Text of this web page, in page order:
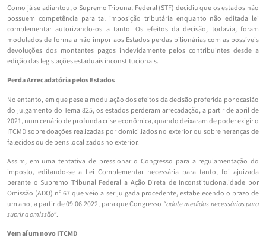
Como já se adiantou, o Supremo Tribunal Federal (STF) decidiu que os estados não
possuem competência para tal imposição tributária enquanto não editada lei
complementar autorizando-os a tanto. Os efeitos da decisão, todavia, foram
modulados de forma a não impor aos Estados perdas bilionárias com as possíveis
devoluções dos montantes pagos indevidamente pelos contribuintes desde a
edição das legislações estaduais inconstitucionais.
Perda Arrecadatória pelos Estados
No entanto, em que pese a modulação dos efeitos da decisão proferida por ocasião
do julgamento do Tema 825, os estados perderam arrecadação, a partir de abril de
2021, num cenário de profunda crise econômica, quando deixaram de poder exigir o
ITCMD sobre doações realizadas por domiciliados no exterior ou sobre heranças de
falecidos ou de bens localizados no exterior.
Assim, em uma tentativa de pressionar o Congresso para a regulamentação do
imposto, editando-se a Lei Complementar necessária para tanto, foi ajuizada
perante o Supremo Tribunal Federal a Ação Direta de Inconstitucionalidade por
Omissão (ADO) nº 67 que veio a ser julgada procedente, estabelecendo o prazo de
um ano, a partir de 09.06.2022, para que Congresso “adote medidas necessárias para
suprir a omissão”.
Vem aí um novo ITCMD